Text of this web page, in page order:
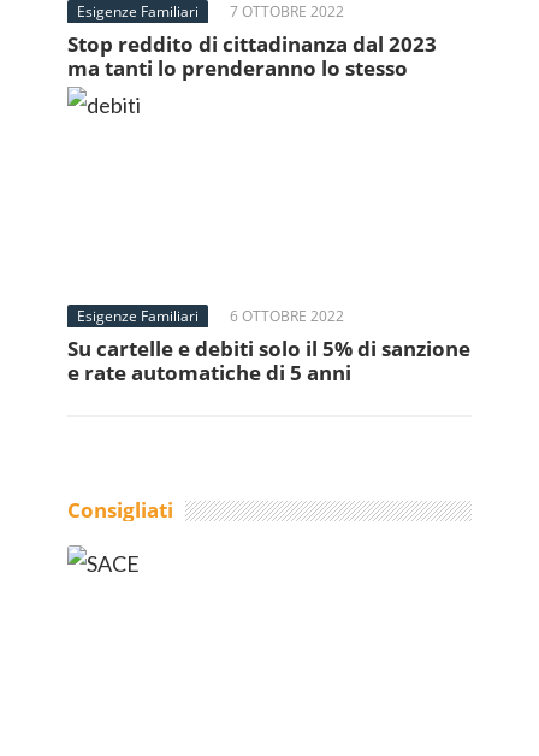
Esigenze Familiari 7 OTTOBRE 2022
Stop reddito di cittadinanza dal 2023
ma tanti lo prenderanno lo stesso
Esigenze Familiari 6 OTTOBRE 2022
Su cartelle e debiti solo il 5% di sanzione
e rate automatiche di 5 anni
Consigliati